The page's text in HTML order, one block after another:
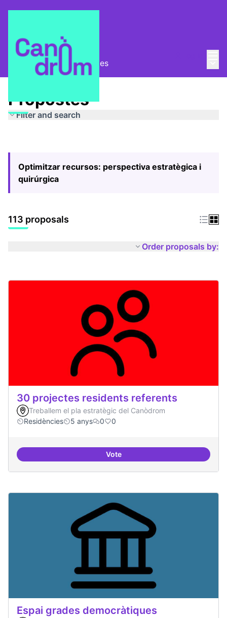
Pla Estratègic Propostes
Propostes
Filter and search
Optimitzar recursos: perspectiva estratègica i
quirúrgica
113 proposals
Order proposals by:
30 projectes residents referents
Treballem el pla estratègic del Canòdrom
Residències
5 anys 0 0
Vote30 projectes residents referents
Espai grades democràtiques